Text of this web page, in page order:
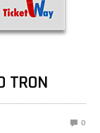
TRON
0